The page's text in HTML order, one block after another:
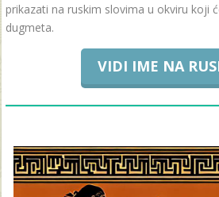
prikazati na ruskim slovima u okviru koji
dugmeta.
VIDI IME NA